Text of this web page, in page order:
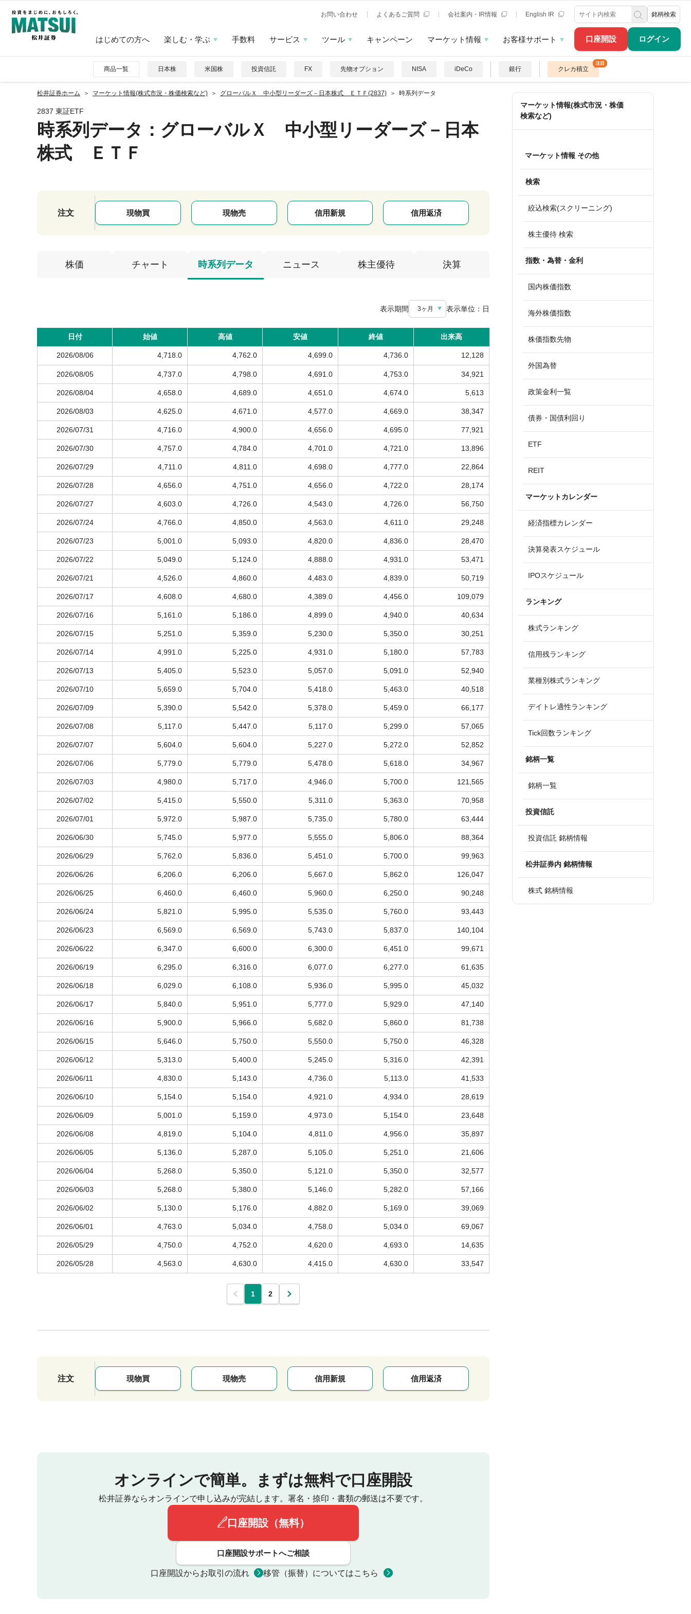
口座開設 ログイン
お問い合わせ よくあるご質問 会社案内・IR情報 English IR 銘柄検索
はじめての方へ 楽しむ・学ぶ 手数料 サービス ツール キャンペーン マーケット情報 お客様サポート
商品一覧 日本株 米国株 投資信託 FX 先物オプション NISA iDeCo 銀行 クレカ積立
松井証券ホーム マーケット情報(株式市況・株価検索など) グローバルＸ 中小型リーダーズ－日本株式 ＥＴＦ(2837) 時系列データ
2837 東証ETF
時系列データ ：グローバルＸ 中小型リーダーズ－日本
株式 ＥＴＦ
注文 現物買 現物売 信用新規 信用返済
株価 チャート 時系列データ ニュース 株主優待 決算
表示期間 3ヶ月 表示単位： 日
日付 始値 高値 安値 終値 出来高
2026/08/06 4,718.0 4,762.0 4,699.0 4,736.0 12,128
2026/08/05 4,737.0 4,798.0 4,691.0 4,753.0 34,921
2026/08/04 4,658.0 4,689.0 4,651.0 4,674.0 5,613
2026/08/03 4,625.0 4,671.0 4,577.0 4,669.0 38,347
2026/07/31 4,716.0 4,900.0 4,656.0 4,695.0 77,921
2026/07/30 4,757.0 4,784.0 4,701.0 4,721.0 13,896
2026/07/29 4,711.0 4,811.0 4,698.0 4,777.0 22,864
2026/07/28 4,656.0 4,751.0 4,656.0 4,722.0 28,174
2026/07/27 4,603.0 4,726.0 4,543.0 4,726.0 56,750
2026/07/24 4,766.0 4,850.0 4,563.0 4,611.0 29,248
2026/07/23 5,001.0 5,093.0 4,820.0 4,836.0 28,470
2026/07/22 5,049.0 5,124.0 4,888.0 4,931.0 53,471
2026/07/21 4,526.0 4,860.0 4,483.0 4,839.0 50,719
2026/07/17 4,608.0 4,680.0 4,389.0 4,456.0 109,079
2026/07/16 5,161.0 5,186.0 4,899.0 4,940.0 40,634
2026/07/15 5,251.0 5,359.0 5,230.0 5,350.0 30,251
2026/07/14 4,991.0 5,225.0 4,931.0 5,180.0 57,783
2026/07/13 5,405.0 5,523.0 5,057.0 5,091.0 52,940
2026/07/10 5,659.0 5,704.0 5,418.0 5,463.0 40,518
2026/07/09 5,390.0 5,542.0 5,378.0 5,459.0 66,177
2026/07/08 5,117.0 5,447.0 5,117.0 5,299.0 57,065
2026/07/07 5,604.0 5,604.0 5,227.0 5,272.0 52,852
2026/07/06 5,779.0 5,779.0 5,478.0 5,618.0 34,967
2026/07/03 4,980.0 5,717.0 4,946.0 5,700.0 121,565
2026/07/02 5,415.0 5,550.0 5,311.0 5,363.0 70,958
2026/07/01 5,972.0 5,987.0 5,735.0 5,780.0 63,444
2026/06/30 5,745.0 5,977.0 5,555.0 5,806.0 88,364
2026/06/29 5,762.0 5,836.0 5,451.0 5,700.0 99,963
2026/06/26 6,206.0 6,206.0 5,667.0 5,862.0 126,047
2026/06/25 6,460.0 6,460.0 5,960.0 6,250.0 90,248
2026/06/24 5,821.0 5,995.0 5,535.0 5,760.0 93,443
2026/06/23 6,569.0 6,569.0 5,743.0 5,837.0 140,104
2026/06/22 6,347.0 6,600.0 6,300.0 6,451.0 99,671
2026/06/19 6,295.0 6,316.0 6,077.0 6,277.0 61,635
2026/06/18 6,029.0 6,108.0 5,936.0 5,995.0 45,032
2026/06/17 5,840.0 5,951.0 5,777.0 5,929.0 47,140
2026/06/16 5,900.0 5,966.0 5,682.0 5,860.0 81,738
2026/06/15 5,646.0 5,750.0 5,550.0 5,750.0 46,328
2026/06/12 5,313.0 5,400.0 5,245.0 5,316.0 42,391
2026/06/11 4,830.0 5,143.0 4,736.0 5,113.0 41,533
2026/06/10 5,154.0 5,154.0 4,921.0 4,934.0 28,619
2026/06/09 5,001.0 5,159.0 4,973.0 5,154.0 23,648
2026/06/08 4,819.0 5,104.0 4,811.0 4,956.0 35,897
2026/06/05 5,136.0 5,287.0 5,105.0 5,251.0 21,606
2026/06/04 5,268.0 5,350.0 5,121.0 5,350.0 32,577
2026/06/03 5,268.0 5,380.0 5,146.0 5,282.0 57,166
2026/06/02 5,130.0 5,176.0 4,882.0 5,169.0 39,069
2026/06/01 4,763.0 5,034.0 4,758.0 5,034.0 69,067
2026/05/29 4,750.0 4,752.0 4,620.0 4,693.0 14,635
2026/05/28 4,563.0 4,630.0 4,415.0 4,630.0 33,547
1 2
注文 現物買 現物売 信用新規 信用返済
オンラインで簡単。 まずは無料で口座開設
松井証券ならオンラインで申し込みが完結します。 署名・捺印・書類の郵送は不要です。
口座開設（無料）
口座開設サポートへご相談
口座開設からお取引の流れ 移管（振替）についてはこちら
マーケット情報(株式市況・株価
検索など)
マーケット情報 その他
検索
絞込検索(スクリーニング)
株主優待 検索
指数・為替・金利
国内株価指数
海外株価指数
株価指数先物
外国為替
政策金利一覧
債券・国債利回り
ETF
REIT
マーケットカレンダー
経済指標カレンダー
決算発表スケジュール
IPOスケジュール
ランキング
株式ランキング
信用残ランキング
業種別株式ランキング
デイトレ適性ランキング
Tick回数ランキング
銘柄一覧
銘柄一覧
投資信託
投資信託 銘柄情報
松井証券内 銘柄情報
株式 銘柄情報